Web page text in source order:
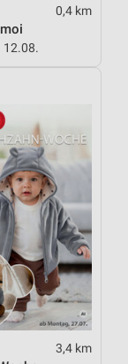
0,4 km
12.08.
3,4 km
von